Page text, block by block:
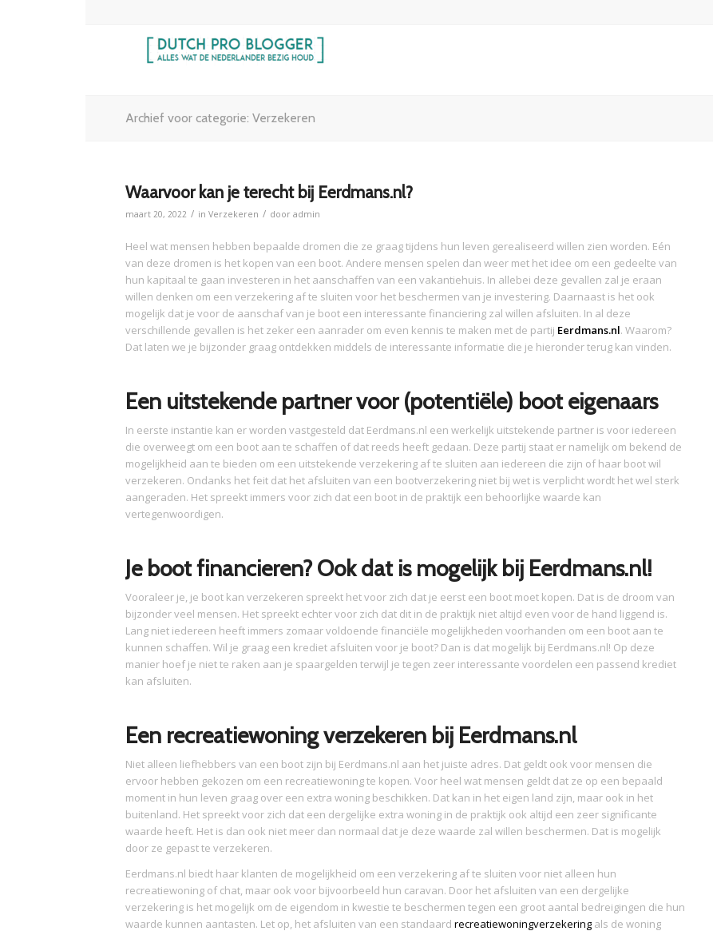
Archief voor categorie: Verzekeren
Waarvoor kan je terecht bij Eerdmans.nl?
maart 20, 2022 / in Verzekeren / door admin
Heel wat mensen hebben bepaalde dromen die ze graag tijdens hun leven gerealiseerd willen zien worden. Eén
van deze dromen is het kopen van een boot. Andere mensen spelen dan weer met het idee om een gedeelte van
hun kapitaal te gaan investeren in het aanschaffen van een vakantiehuis. In allebei deze gevallen zal je eraan
willen denken om een verzekering af te sluiten voor het beschermen van je investering. Daarnaast is het ook
mogelijk dat je voor de aanschaf van je boot een interessante financiering zal willen afsluiten. In al deze
verschillende gevallen is het zeker een aanrader om even kennis te maken met de partij Eerdmans.nl. Waarom?
Dat laten we je bijzonder graag ontdekken middels de interessante informatie die je hieronder terug kan vinden.
Een uitstekende partner voor (potentiële) boot eigenaars
In eerste instantie kan er worden vastgesteld dat Eerdmans.nl een werkelijk uitstekende partner is voor iedereen
die overweegt om een boot aan te schaffen of dat reeds heeft gedaan. Deze partij staat er namelijk om bekend de
mogelijkheid aan te bieden om een uitstekende verzekering af te sluiten aan iedereen die zijn of haar boot wil
verzekeren. Ondanks het feit dat het afsluiten van een bootverzekering niet bij wet is verplicht wordt het wel sterk
aangeraden. Het spreekt immers voor zich dat een boot in de praktijk een behoorlijke waarde kan
vertegenwoordigen.
Je boot financieren? Ook dat is mogelijk bij Eerdmans.nl!
Vooraleer je, je boot kan verzekeren spreekt het voor zich dat je eerst een boot moet kopen. Dat is de droom van
bijzonder veel mensen. Het spreekt echter voor zich dat dit in de praktijk niet altijd even voor de hand liggend is.
Lang niet iedereen heeft immers zomaar voldoende financiële mogelijkheden voorhanden om een boot aan te
kunnen schaffen. Wil je graag een krediet afsluiten voor je boot? Dan is dat mogelijk bij Eerdmans.nl! Op deze
manier hoef je niet te raken aan je spaargelden terwijl je tegen zeer interessante voordelen een passend krediet
kan afsluiten.
Een recreatiewoning verzekeren bij Eerdmans.nl
Niet alleen liefhebbers van een boot zijn bij Eerdmans.nl aan het juiste adres. Dat geldt ook voor mensen die
ervoor hebben gekozen om een recreatiewoning te kopen. Voor heel wat mensen geldt dat ze op een bepaald
moment in hun leven graag over een extra woning beschikken. Dat kan in het eigen land zijn, maar ook in het
buitenland. Het spreekt voor zich dat een dergelijke extra woning in de praktijk ook altijd een zeer significante
waarde heeft. Het is dan ook niet meer dan normaal dat je deze waarde zal willen beschermen. Dat is mogelijk
door ze gepast te verzekeren.
Eerdmans.nl biedt haar klanten de mogelijkheid om een verzekering af te sluiten voor niet alleen hun
recreatiewoning of chat, maar ook voor bijvoorbeeld hun caravan. Door het afsluiten van een dergelijke
verzekering is het mogelijk om de eigendom in kwestie te beschermen tegen een groot aantal bedreigingen die hun
waarde kunnen aantasten. Let op, het afsluiten van een standaard recreatiewoningverzekering als de woning